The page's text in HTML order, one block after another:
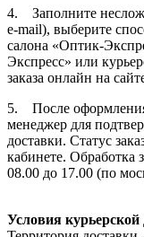
4. Заполните
e-mail), выберите
салона «Оптик-
Экспресс» или
заказа онлайн на
5. После
менеджер для
доставки. Статус
кабинете. Обработка
08.00 до 17.00 (по
Условия курьерской